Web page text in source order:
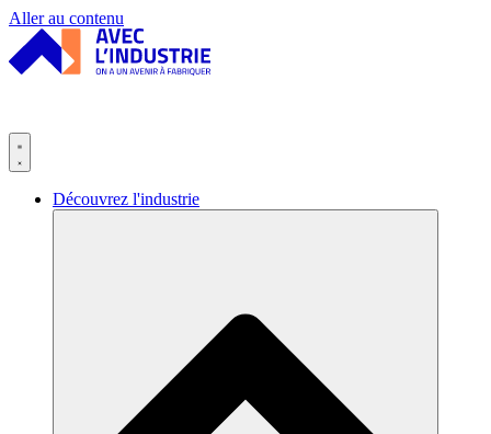
Panneau de gestion des cookies
Aller au contenu
Découvrez l'industrie